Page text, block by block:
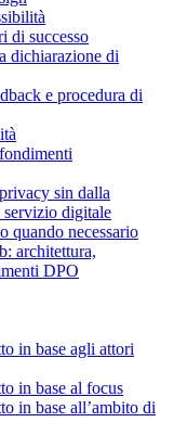
di successo
dichiarazione di
e procedura di
sin dalla
servizio digitale
quando necessario
architettura,
DPO
in base agli attori
in base al focus
in base all’ambito di